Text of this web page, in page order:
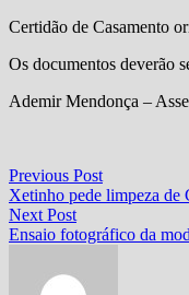
Certidão de Casamento
Os documentos deverão
Ademir Mendonça –
Navegação
de
Post
Previous PostPrevious
post:
Xetinho pede limpeza de
Next PostNext
post:
Ensaio fotográfico da